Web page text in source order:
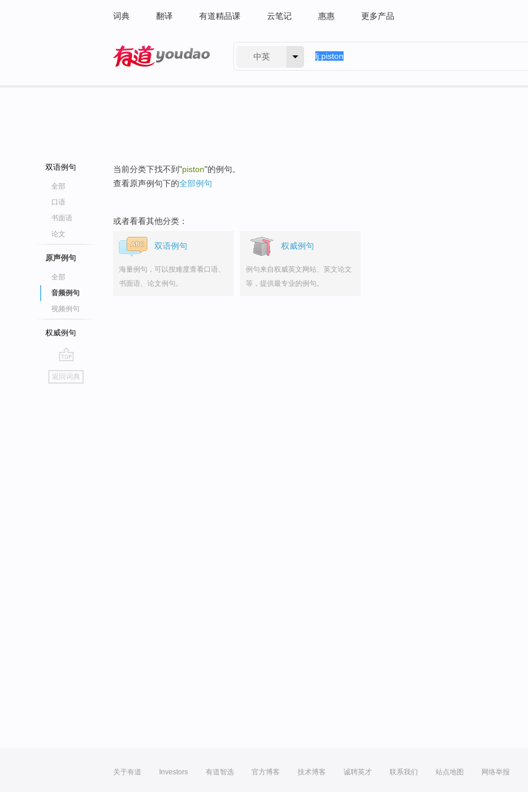
词典 翻译 有道精品课 云笔记 惠惠 更多产品
中英
双语例句
全部
口语
书面语
论文
原声例句
全部
音频例句
视频例句
权威例句
go
top
返回词典
当前分类下找不到"piston"的例句。
查看原声例句下的全部例句
或者看看其他分类：
双语例句
海量例句，可以按难度查看口语、
书面语、论文例句。
权威例句
例句来自权威英文网站、英文论文
等，提供最专业的例句。
关于有道 Investors 有道智选 官方博客 技术博客 诚聘英才 联系我们 站点地图 网络举报